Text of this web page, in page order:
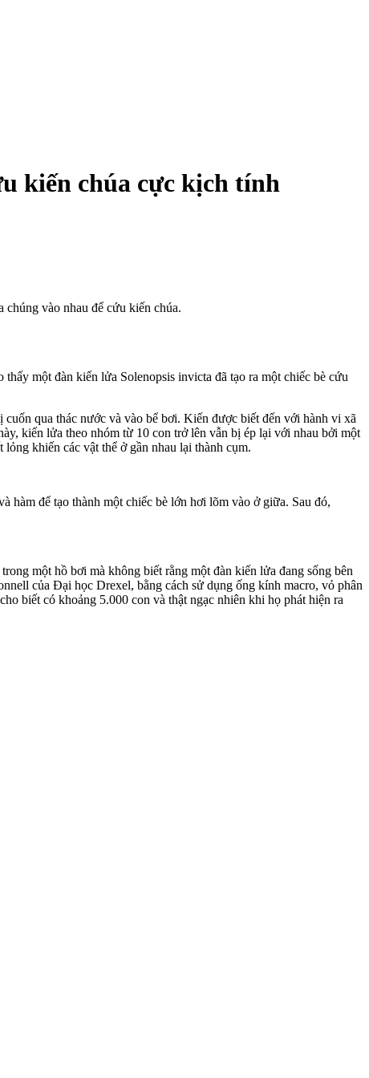
kiến chúa cực kịch tính
vào nhau để cứu kiến chúa.
một đàn kiến lửa Solenopsis invicta đã tạo ra một chiếc bè cứu
qua thác nước và vào bể bơi. Kiến được biết đến với hành vi xã
kiến lửa theo nhóm từ 10 con trở lên vẫn bị ép lại với nhau bởi một
khiến các vật thể ở gần nhau lại thành cụm.
hàm để tạo thành một chiếc bè lớn hơi lõm vào ở giữa. Sau đó,
một hồ bơi mà không biết rằng một đàn kiến lửa đang sống bên
của Đại học Drexel, bằng cách sử dụng ống kính macro, vỏ phân
biết có khoảng 5.000 con và thật ngạc nhiên khi họ phát hiện ra